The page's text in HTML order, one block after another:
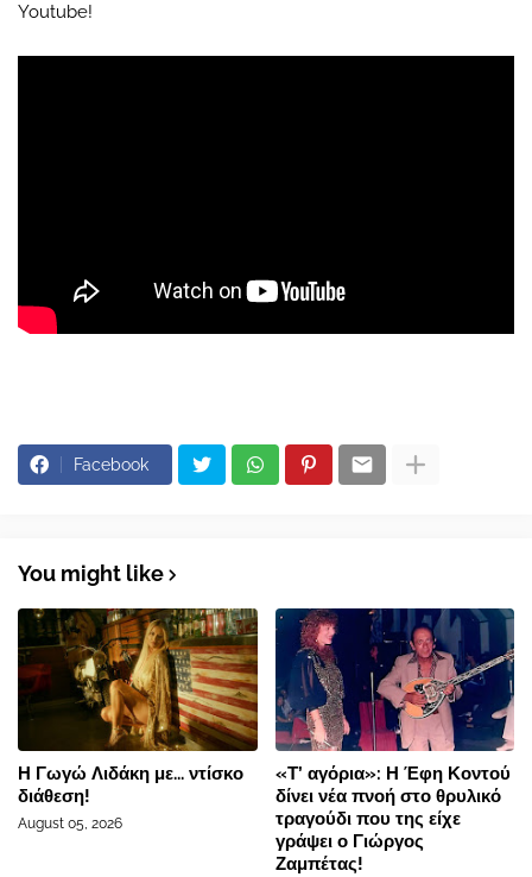
Youtube!
Facebook
You might like
Η Γωγώ Λιδάκη με... ντίσκο
διάθεση!
August 05, 2026
«Τ’ αγόρια»: Η Έφη Κοντού
δίνει νέα πνοή στο θρυλικό
τραγούδι που της είχε
γράψει ο Γιώργος
Ζαμπέτας!